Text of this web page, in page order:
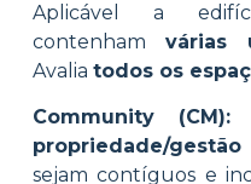
Aplicável a
contenham várias
Avalia todos os
Community (CM):
propriedade/
sejam contíguos e